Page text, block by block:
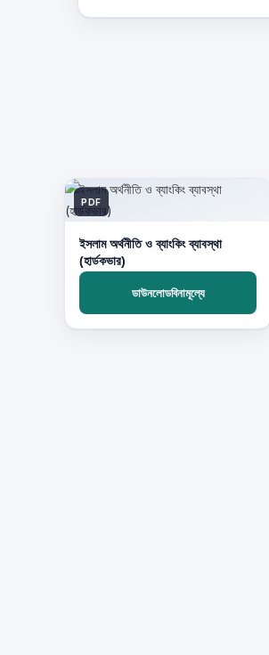
PDF
ইসলাম অর্থনীতি ও ব্যাংকিং ব্যাবস্থা
(হার্ডকভার)
ডাউনলোডবিনামূল্যে